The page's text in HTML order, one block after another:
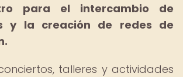
para el intercambio de
y la creación de redes de
talleres y actividades